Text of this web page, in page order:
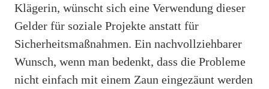
Klägerin, wünscht sich eine Verwendung dieser
Gelder für soziale Projekte anstatt für
Sicherheitsmaßnahmen. Ein nachvollziehbarer
Wunsch, wenn man bedenkt, dass die Probleme
nicht einfach mit einem Zaun eingezäunt werden